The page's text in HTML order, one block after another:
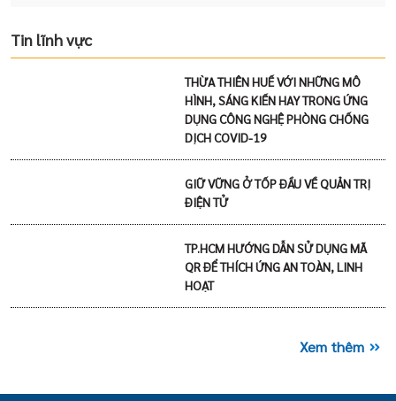
Tin lĩnh vực
THỪA THIÊN HUẾ VỚI NHỮNG MÔ
HÌNH, SÁNG KIẾN HAY TRONG ỨNG
DỤNG CÔNG NGHỆ PHÒNG CHỐNG
DỊCH COVID-19
GIỮ VỮNG Ở TỐP ĐẦU VỀ QUẢN TRỊ
ĐIỆN TỬ
TP.HCM HƯỚNG DẪN SỬ DỤNG MÃ
QR ĐỂ THÍCH ỨNG AN TOÀN, LINH
HOẠT
Xem thêm